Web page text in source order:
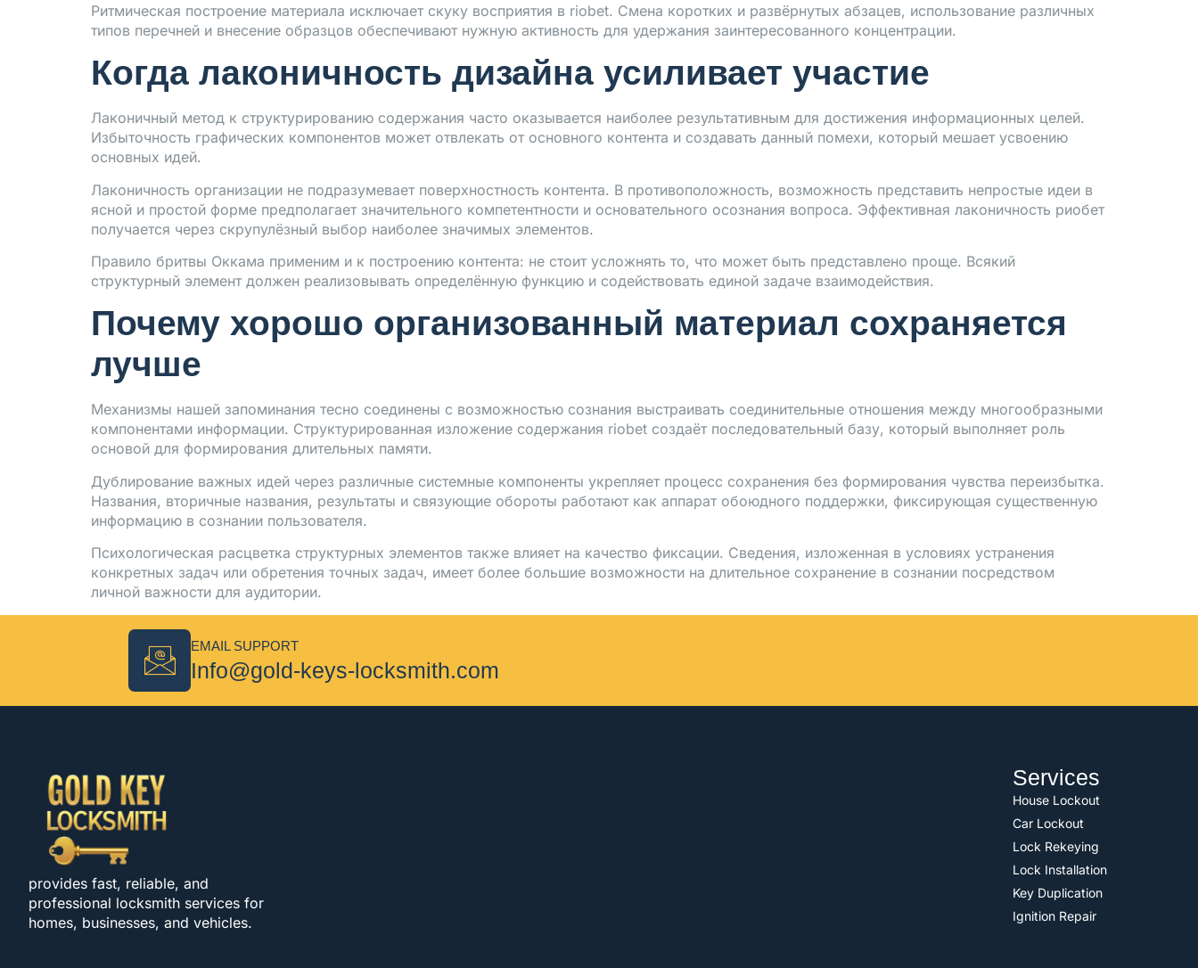
Ритмическая построение материала исключает скуку восприятия в riobet. Смена коротких и развёрнутых абзацев, использование различных
типов перечней и внесение образцов обеспечивают нужную активность для удержания заинтересованного концентрации.
Когда лаконичность дизайна усиливает участие
Лаконичный метод к структурированию содержания часто оказывается наиболее результативным для достижения информационных целей.
Избыточность графических компонентов может отвлекать от основного контента и создавать данный помехи, который мешает усвоению
основных идей.
Лаконичность организации не подразумевает поверхностность контента. В противоположность, возможность представить непростые идеи в
ясной и простой форме предполагает значительного компетентности и основательного осознания вопроса. Эффективная лаконичность риобет
получается через скрупулёзный выбор наиболее значимых элементов.
Правило бритвы Оккама применим и к построению контента: не стоит усложнять то, что может быть представлено проще. Всякий
структурный элемент должен реализовывать определённую функцию и содействовать единой задаче взаимодействия.
Почему хорошо организованный материал сохраняется
лучше
Механизмы нашей запоминания тесно соединены с возможностью сознания выстраивать соединительные отношения между многообразными
компонентами информации. Структурированная изложение содержания riobet создаёт последовательный базу, который выполняет роль
основой для формирования длительных памяти.
Дублирование важных идей через различные системные компоненты укрепляет процесс сохранения без формирования чувства переизбытка.
Названия, вторичные названия, результаты и связующие обороты работают как аппарат обоюдного поддержки, фиксирующая существенную
информацию в сознании пользователя.
Психологическая расцветка структурных элементов также влияет на качество фиксации. Сведения, изложенная в условиях устранения
конкретных задач или обретения точных задач, имеет более большие возможности на длительное сохранение в сознании посредством
личной важности для аудитории.
EMAIL SUPPORT
Info@gold-keys-locksmith.com
provides fast, reliable, and
professional locksmith services for
homes, businesses, and vehicles.
Services
House Lockout
Car Lockout
Lock Rekeying
Lock Installation
Key Duplication
Ignition Repair